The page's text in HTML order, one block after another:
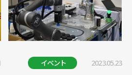
ーサルロボット
イベント 2023.05.23